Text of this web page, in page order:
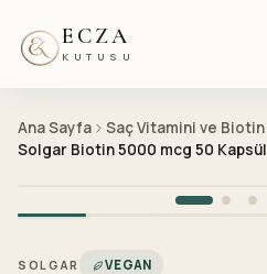
ECZA
KUTUSU
Ana Sayfa
Saç Vitamini ve Biotin
Solgar Biotin 5000 mcg 50 Kapsül
SOLGAR VEGAN